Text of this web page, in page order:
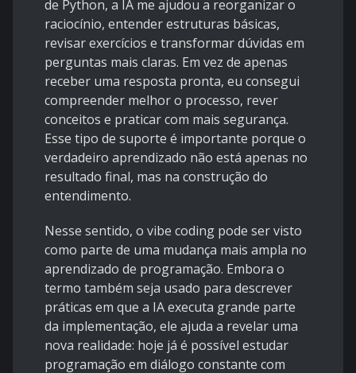
de Python, a IA me ajudou a reorganizar o
raciocínio, entender estruturas básicas,
revisar exercícios e transformar dúvidas em
perguntas mais claras. Em vez de apenas
receber uma resposta pronta, eu consegui
compreender melhor o processo, rever
conceitos e praticar com mais segurança.
Esse tipo de suporte é importante porque o
verdadeiro aprendizado não está apenas no
resultado final, mas na construção do
entendimento.
Nesse sentido, o vibe coding pode ser visto
como parte de uma mudança mais ampla no
aprendizado de programação. Embora o
termo também seja usado para descrever
práticas em que a IA executa grande parte
da implementação, ele ajuda a revelar uma
nova realidade: hoje já é possível estudar
programação em diálogo constante com